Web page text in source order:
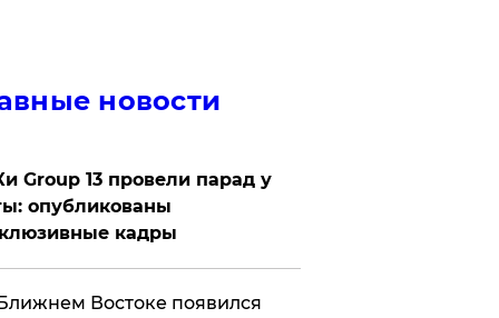
новости
Group 13 провели парад у
опубликованы
кадры
Востоке появился